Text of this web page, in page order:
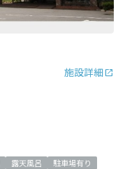
施設詳細
露天風呂
駐車場有り